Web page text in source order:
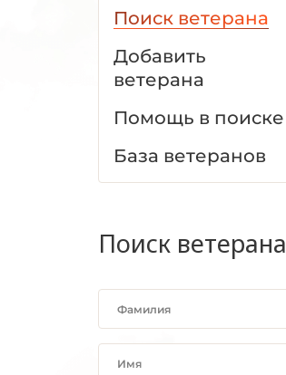
Поиск ветерана
Добавить
ветерана
Помощь в поиске
База ветеранов
Поиск ветерана